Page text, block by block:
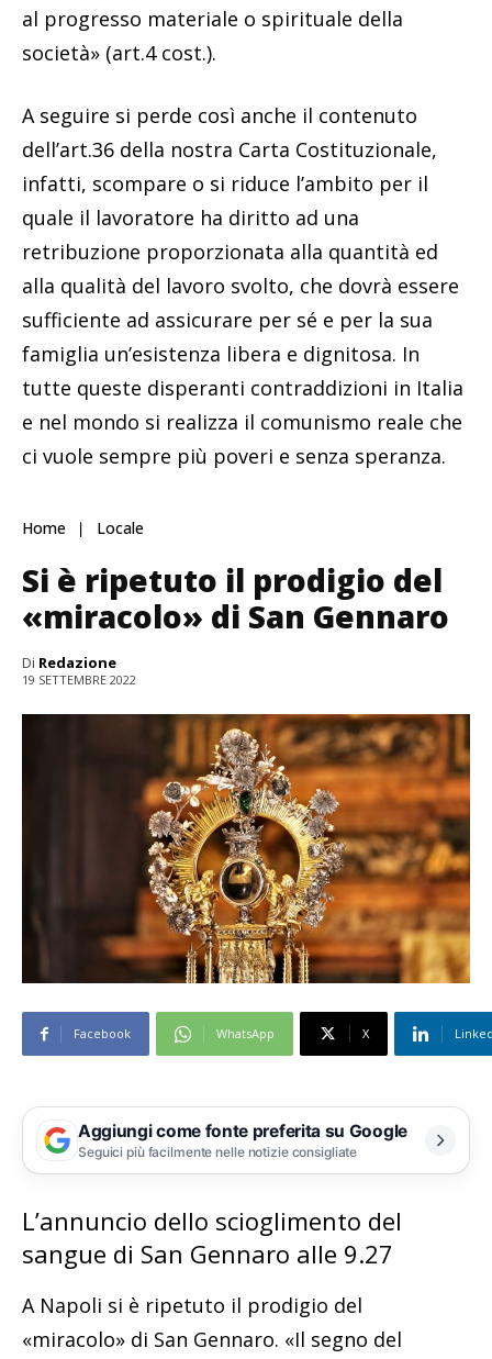
al progresso materiale o spirituale della
società» (art.4 cost.).
A seguire si perde così anche il contenuto
dell’art.36 della nostra Carta Costituzionale,
infatti, scompare o si riduce l’ambito per il
quale il lavoratore ha diritto ad una
retribuzione proporzionata alla quantità ed
alla qualità del lavoro svolto, che dovrà essere
sufficiente ad assicurare per sé e per la sua
famiglia un’esistenza libera e dignitosa. In
tutte queste disperanti contraddizioni in Italia
e nel mondo si realizza il comunismo reale che
ci vuole sempre più poveri e senza speranza.
Home Locale
Si è ripetuto il prodigio del
«miracolo» di San Gennaro
Di Redazione
19 SETTEMBRE 2022
Facebook WhatsApp X
Aggiungi come fonte preferita su Google
Seguici più facilmente nelle notizie consigliate
L’annuncio dello scioglimento del
sangue di San Gennaro alle 9.27
A Napoli si è ripetuto il prodigio del
«miracolo» di San Gennaro. «Il segno del